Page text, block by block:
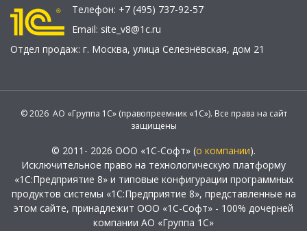
Телефон: +7 (495) 737-92-57
Email: site_v8@1c.ru
Отдел продаж: г. Москва, улица Селезнёвская, дом 21
© 2026 АО «Группа 1С» (правопреемник «1С»). Все права на сайт
защищены
© 2011- 2026 ООО «1С-Софт» (о компании).
Исключительное право на технологическую платформу
«1С:Предприятие 8» и типовые конфигурации программных
продуктов системы «1С:Предприятие 8», представленные на
этом сайте, принадлежит ООО «1С-Софт» - 100% дочерней
компании АО «Группа 1С»